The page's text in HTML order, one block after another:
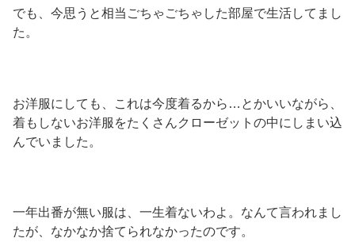
でも、今思うと相当ごちゃごちゃした部屋で生活してまし
た。
お洋服にしても、これは今度着るから…とかいいながら、
着もしないお洋服をたくさんクローゼットの中にしまい込
んでいました。
一年出番が無い服は、一生着ないわよ。なんて言われまし
たが、なかなか捨てられなかったのです。